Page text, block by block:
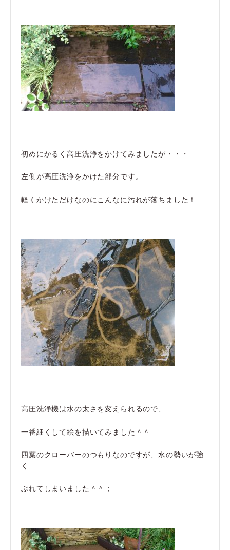
初めにかるく高圧洗浄をかけてみましたが・・・
左側が高圧洗浄をかけた部分です。
軽くかけただけなのにこんなに汚れが落ちました！
高圧洗浄機は水の太さを変えられるので、
一番細くして絵を描いてみました＾＾
四葉のクローバーのつもりなのですが、水の勢いが強
く
ぶれてしまいました＾＾；